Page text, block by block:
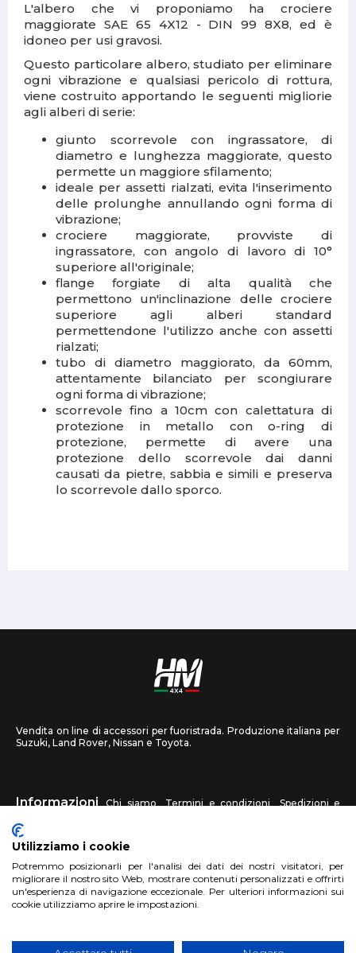
L'albero che vi proponiamo ha crociere
maggiorate SAE 65 4X12 - DIN 99 8X8, ed è
idoneo per usi gravosi.
Questo particolare albero, studiato per eliminare
ogni vibrazione e qualsiasi pericolo di rottura,
viene costruito apportando le seguenti migliorie
agli alberi di serie:
giunto scorrevole con ingrassatore, di
diametro e lunghezza maggiorate, questo
permette un maggiore sfilamento;
ideale per assetti rialzati, evita l'inserimento
delle prolunghe annullando ogni forma di
vibrazione;
crociere maggiorate, provviste di
ingrassatore, con angolo di lavoro di 10°
superiore all'originale;
flange forgiate di alta qualità che
permettono un'inclinazione delle crociere
superiore agli alberi standard
permettendone l'utilizzo anche con assetti
rialzati;
tubo di diametro maggiorato, da 60mm,
attentamente bilanciato per scongiurare
ogni forma di vibrazione;
scorrevole fino a 10cm con calettatura di
protezione in metallo con o-ring di
protezione, permette di avere una
protezione dello scorrevole dai danni
causati da pietre, sabbia e simili e preserva
lo scorrevole dallo sporco.
Vendita on line di accessori per fuoristrada. Produzione italiana per
Suzuki, Land Rover, Nissan e Toyota.
Informazioni Chi siamo Termini e condizioni
Spedizioni e
recessi
HM4X4 FAQ Centri assistenza Invia una foto
Account Registrati Accedi
Utilizziamo i cookie
Potremmo posizionarli per l'analisi dei dati dei nostri visitatori, per
migliorare il nostro sito Web, mostrare contenuti personalizzati e offrirti
un'esperienza di navigazione eccezionale. Per ulteriori informazioni sui
cookie utilizziamo aprire le impostazioni.